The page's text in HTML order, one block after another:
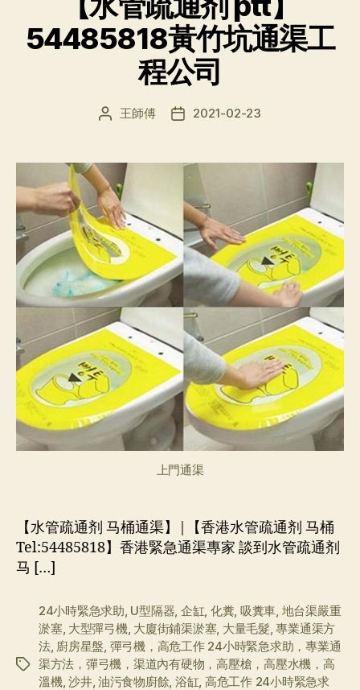
54485818黃竹坑通渠工
程公司
文
者
王師傅
发
期
2021-02-23
上門通渠
【水管疏通剂 马桶通渠】|【香港水管疏通剂 马桶
Tel:54485818】香港緊急通渠專家 談到水管疏通剂
马 […]
标
24小時緊急求助, U型隔器, 企缸, 化糞, 吸糞車, 地台渠嚴重
淤塞, 大型彈弓機, 大廈街鋪渠淤塞, 大量毛髮,專業通渠方
法, 廚房星盤, 彈弓機，高危工作 24小時緊急求助，專業通
渠方法，彈弓機，渠道內有硬物，高壓槍，高壓水機，高
溫機, 沙井, 油污食物廚餘, 浴缸, 高危工作 24小時緊急求